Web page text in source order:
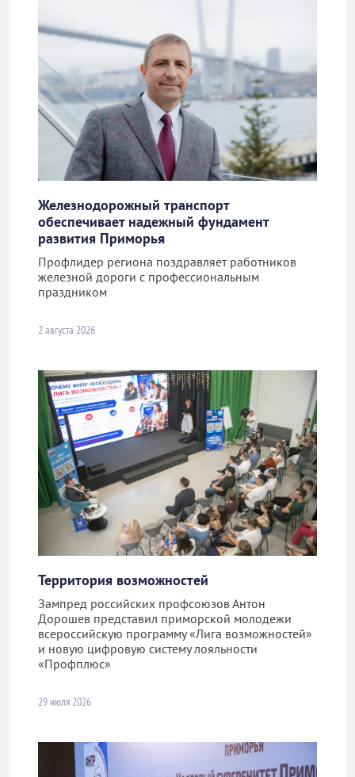
Железнодорожный транспорт
обеспечивает надежный фундамент
развития Приморья
Профлидер региона поздравляет работников
железной дороги с профессиональным
праздником
2 августа 2026
Территория возможностей
Зампред российских профсоюзов Антон
Дорошев представил приморской молодежи
всероссийскую программу «Лига возможностей»
и новую цифровую систему лояльности
«Профплюс»
29 июля 2026